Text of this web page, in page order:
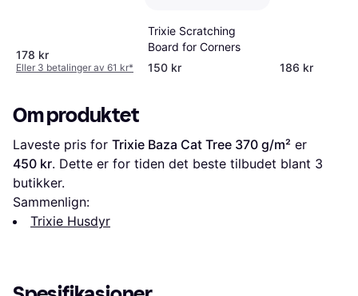
178 kr
Eller 3 betalinger av 61 kr*
Trixie Scratching
Board for Corners
150 kr
186 kr
Om produktet
Laveste pris for Trixie Baza Cat Tree 370 g/m²
450 kr. Dette er for tiden det beste tilbudet blant 3
butikker.
Sammenlign:
Trixie Husdyr